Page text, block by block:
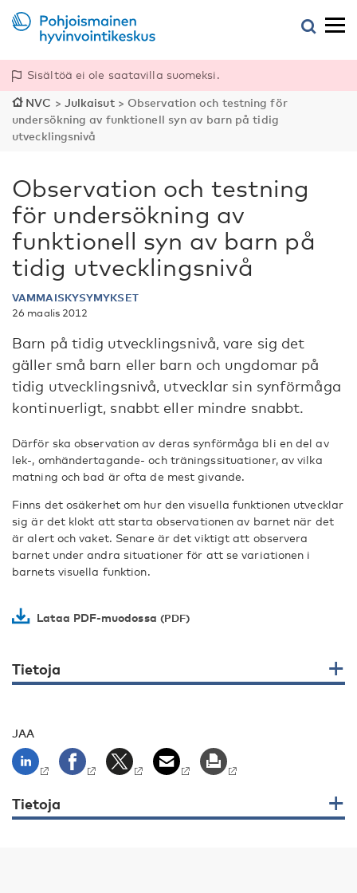
Sisältöä ei ole saatavilla suomeksi.
NVC > Julkaisut> Observation och testning för
undersökning av funktionell syn av barn på tidig
utvecklingsnivå
Observation och testning
för undersökning av
funktionell syn av barn på
tidig utvecklingsnivå
VAMMAISKYSYMYKSET
26 maalis 2012
Barn på tidig utvecklingsnivå, vare sig det
gäller små barn eller barn och ungdomar på
tidig utvecklingsnivå, utvecklar sin synförmåga
kontinuerligt, snabbt eller mindre snabbt.
Därför ska observation av deras synförmåga bli en del av
lek-, omhändertagande- och träningssituationer, av vilka
matning och bad är ofta de mest givande.
Finns det osäkerhet om hur den visuella funktionen utvecklar
sig är det klokt att starta observationen av barnet när det
är alert och vaket. Senare är det viktigt att observera
barnet under andra situationer för att se variationen i
barnets visuella funktion.
Lataa PDF-muodossa
Tietoja
JAA
Tietoja